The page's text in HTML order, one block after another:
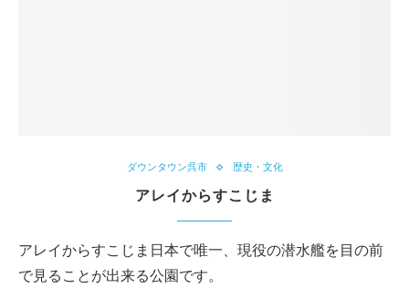
ダウンタウン呉市 歴史・文化
アレイからすこじま
アレイからすこじま日本で唯一、現役の潜水艦を目の前
で見ることが出来る公園です。